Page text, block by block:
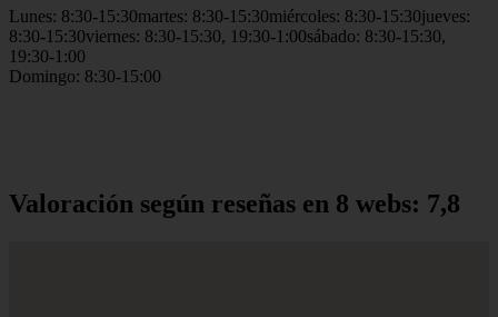
Lunes: 8:30-15:30martes: 8:30-15:30miércoles: 8:30-15:30jueves:
8:30-15:30viernes: 8:30-15:30, 19:30-1:00sábado: 8:30-15:30,
19:30-1:00
Domingo: 8:30-15:00
Valoración según reseñas en 8 webs: 7,8